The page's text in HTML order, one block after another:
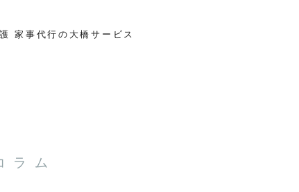
家事代行の大橋サービス
ラム